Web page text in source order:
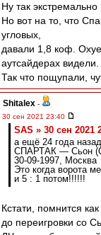
Ну так экстремально
Но вот на то, что
угловых,
давали 1,8 коф.
аутсайдерах видели.
Так что пощупали,
Shitalex -
30 сен 2021 23:40
SAS » 30 сен 2021
а ещё 24 года назад
СПАРТАК — Сьон
30-09-1997, Москва
Это когда ворота
и 5 : 1 потом!!!!!!
Кстати, помнится
до переигровки со